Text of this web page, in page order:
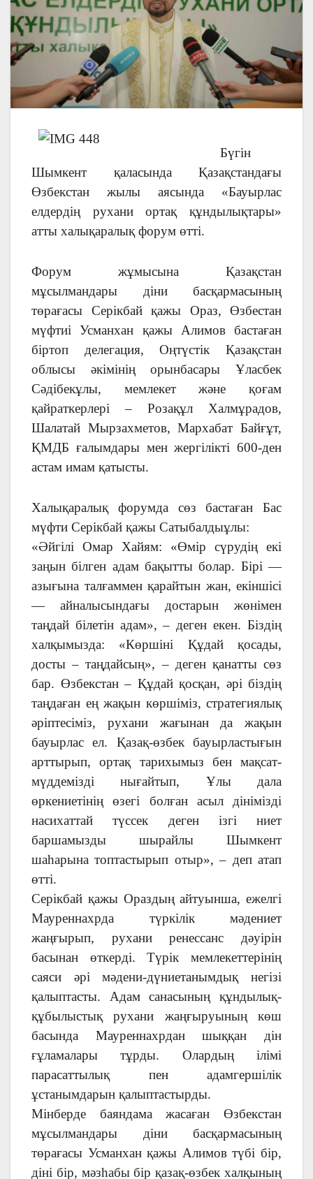
Бүгін
Шымкент қаласында Қазақстандағы
Өзбекстан жылы аясында «Бауырлас
елдердің рухани ортақ құндылықтары»
атты халықаралық форум өтті.
Форум жұмысына Қазақстан
мұсылмандары діни басқармасының
төрағасы Серікбай қажы Ораз, Өзбестан
мүфтиі Усманхан қажы Алимов бастаған
біртоп делегация, Оңтүстік Қазақстан
облысы әкімінің орынбасары Ұласбек
Сәдібекұлы, мемлекет және қоғам
қайраткерлері – Розақұл Халмұрадов,
Шалатай Мырзахметов, Мархабат Байғұт,
ҚМДБ ғалымдары мен жергілікті 600-ден
астам имам қатысты.
Халықаралық форумда сөз бастаған Бас
мүфти Серікбай қажы Сатыбалдыұлы:
«Әйгілі Омар Хайям: «Өмір сүрудің екі
заңын білген адам бақытты болар. Бірі —
азығына талғаммен қарайтын жан, екіншісі
— айналысындағы достарын жөнімен
таңдай білетін адам», – деген екен. Біздің
халқымызда: «Көршіні Құдай қосады,
досты – таңдайсың», – деген қанатты сөз
бар. Өзбекстан – Құдай қосқан, әрі біздің
таңдаған ең жақын көршіміз, стратегиялық
әріптесіміз, рухани жағынан да жақын
бауырлас ел. Қазақ-өзбек бауырластығын
арттырып, ортақ тарихымыз бен мақсат-
мүддемізді нығайтып, Ұлы дала
өркениетінің өзегі болған асыл дінімізді
насихаттай түссек деген ізгі ниет
баршамызды шырайлы Шымкент
шаһарына топтастырып отыр», – деп атап
өтті.
Серікбай қажы Ораздың айтуынша, ежелгі
Мауреннахрда түркілік мәдениет
жаңғырып, рухани ренессанс дәуірін
басынан өткерді. Түрік мемлекеттерінің
саяси әрі мәдени-дүниетанымдық негізі
қалыптасты. Адам санасының құндылық-
құбылыстық рухани жаңғыруының көш
басында Мауреннахрдан шыққан дін
ғұламалары тұрды. Олардың ілімі
парасаттылық пен адамгершілік
ұстанымдарын қалыптастырды.
Мінберде баяндама жасаған Өзбекстан
мұсылмандары діни басқармасының
төрағасы Усманхан қажы Алимов түбі бір,
діні бір, мәзһабы бір қазақ-өзбек халқының